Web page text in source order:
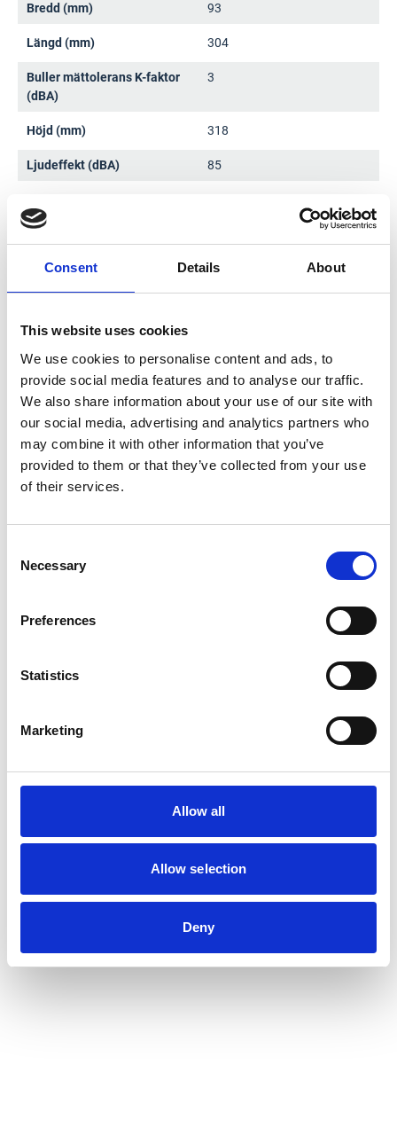
Consent Details About
This website uses cookies
We use cookies to personalise content and ads, to
provide social media features and to analyse our traffic.
We also share information about your use of our site with
our social media, advertising and analytics partners who
may combine it with other information that you’ve
provided to them or that they’ve collected from your use
of their services.
Selection
Necessary
Preferences
Statistics
Marketing
Allow all
Allow selection
Deny
Bredd (mm) 93
Längd (mm) 304
Buller mättolerans K-faktor
(dBA)
3
Höjd (mm) 318
Ljudeffekt (dBA) 85
Tråddiameter (mm) 0,8
(m/s²)
Vikt med batteri (kg) 2,3-2,6
Dokument